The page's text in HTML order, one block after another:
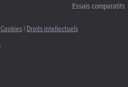
Essais comparatifs
Cookies | Droits intellectuels